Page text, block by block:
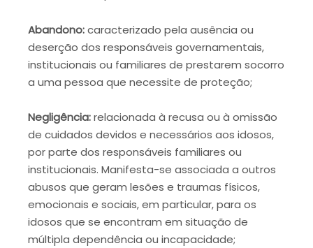
Abandono:caracterizado pela ausência ou
deserção dos responsáveis governamentais,
institucionais ou familiares de prestarem socorro
a uma pessoa que necessite de proteção;
Negligência:relacionada à recusa ou à omissão
de cuidados devidos e necessários aos idosos,
por parte dos responsáveis familiares ou
institucionais. Manifesta-se associada a outros
abusos que geram lesões e traumas físicos,
emocionais e sociais, em particular, para os
idosos que se encontram em situação de
múltipla dependência ou incapacidade;